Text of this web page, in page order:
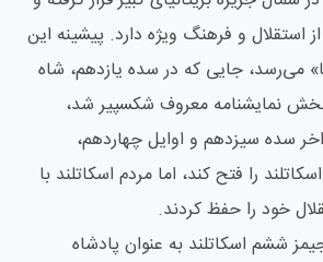
استقلال و فرهنگ ویژه دارد. پیشینه این
می‌رسد، جایی که در سده یازدهم، شاه
نمایشنامه معروف شکسپیر شد،
سده سیزدهم و اوایل چهاردهم،
را فتح کند، اما مردم اسکاتلند با
خود را حفظ کردند.
جیمز ششم اسکاتلند به عنوان پادشاه